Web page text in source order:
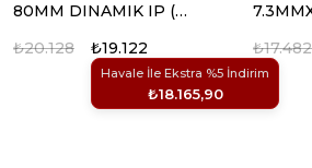
80MM DINAMIK IP (
₺19.122
Havale İle Ekstra %5 İndirim
₺18.165,90
₺20.128 ₺17.482